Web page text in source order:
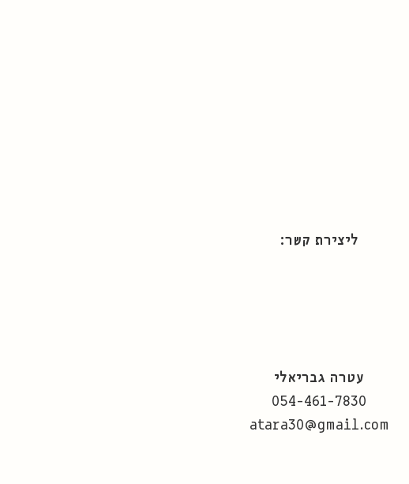
ליצירת קשר:
עטרה גבריאלי
054-461-7830
atara30@gmail.com